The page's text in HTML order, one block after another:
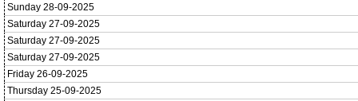
Sunday 28-09-2025
Saturday 27-09-2025
Saturday 27-09-2025
Saturday 27-09-2025
Friday 26-09-2025
Thursday 25-09-2025